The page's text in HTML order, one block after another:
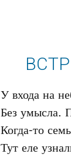
У входа на
Без умысла.
Когда-то